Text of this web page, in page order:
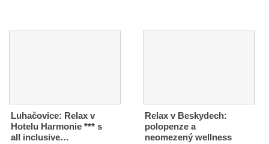
Luhačovice: Relax v
Hotelu Harmonie *** s
all inclusive…
Relax v Beskydech:
polopenze a
neomezený wellness